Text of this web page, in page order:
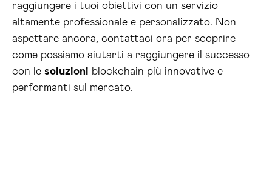
raggiungere i tuoi obiettivi con un servizio
altamente professionale e personalizzato. Non
aspettare ancora, contattaci ora per scoprire
come possiamo aiutarti a raggiungere il successo
con le soluzioni blockchain più innovative e
performanti sul mercato.